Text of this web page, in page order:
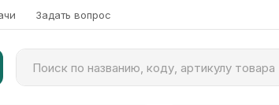
Задать вопрос